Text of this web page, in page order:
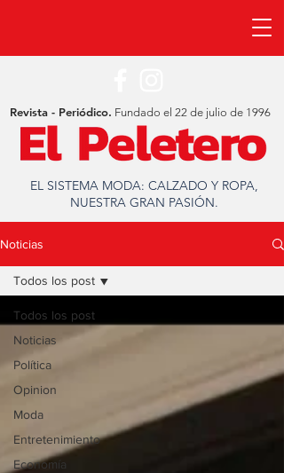
EL SISTEMA MODA: CALZADO Y ROPA,
NUESTRA GRAN PASIÓN.
Revista - Periódico. Fundado el 22 de julio de 1996
Noticias
Todos los post
Noticias
Política
Opinion
Moda
Entretenimiento
Economía
Todos los post